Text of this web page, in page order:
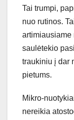
Tai trumpi,
nuo rutinos.
artimiausiame
saulėtekio
traukiniu į dar
pietums.
Mikro-
nereikia